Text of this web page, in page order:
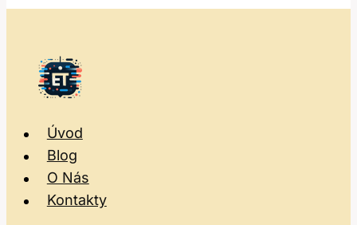
Úvod
Blog
O Nás
Kontakty